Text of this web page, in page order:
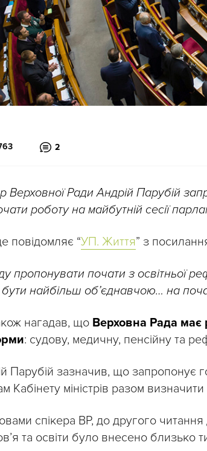
2
Верховної Ради Андрій Парубій
роботу на майбутній сесії
повідомляє “УП. Життя” з
пропонувати почати з освітньої
найбільш об’єднавчою… на
нагадав, що Верховна Рада має
: судову, медичну, пенсійну та
Парубій зазначив, що запропонує
Кабінету міністрів разом
спікера ВР, до другого
та освіти було внесено близько